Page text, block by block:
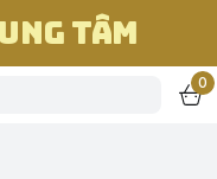
Tâm
0